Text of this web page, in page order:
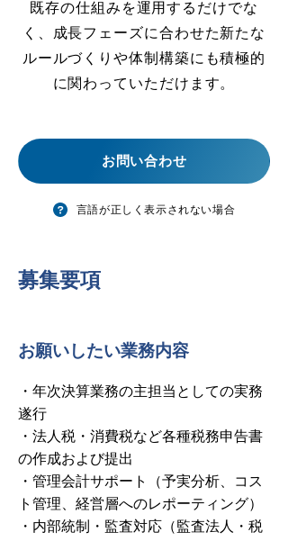
既存の仕組みを運用するだけでな
く、成長フェーズに合わせた新たな
ルールづくりや体制構築にも積極的
に関わっていただけます。
お問い合わせ
言語が正しく表示されない場合
​募集要項
お願いしたい業務内容
・年次決算業務の主担当としての実務
遂行
・法人税・消費税など各種税務申告書
の作成および提出
・管理会計サポート（予実分析、コス
ト管理、経営層へのレポーティング）
・内部統制・監査対応（監査法人・税